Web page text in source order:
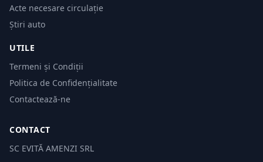
Acte necesare circulație
Știri auto
UTILE
Termeni și Condiții
Politica de Confidențialitate
Contactează-ne
CONTACT
SC EVITĂ AMENZI SRL